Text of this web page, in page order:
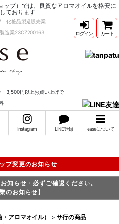
プ）では、良質なアロマオイルを格安に
ております
化粧品製造販売業
造業23CZ200163
3,500円以上お買い上げで
ログイン カート
Instagram LINE登録 easeについて
プ変更のお知らせ
知らせ・必ずご確認ください。
のお知らせ】
アロマオイル） > サ行の商品